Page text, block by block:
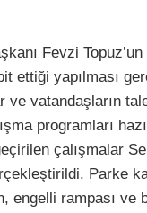
Fevzi
ettiği yapılması
ve vatandaşların
programları
çalışmalar
Parke
engelli rampası ve